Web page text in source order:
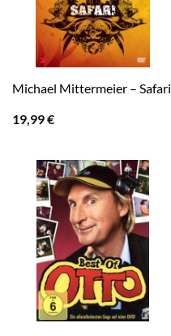
Michael Mittermeier – Safari
19,99€